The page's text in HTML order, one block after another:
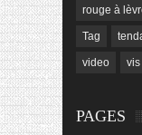
rouge à
Tag
video vis
PAGES